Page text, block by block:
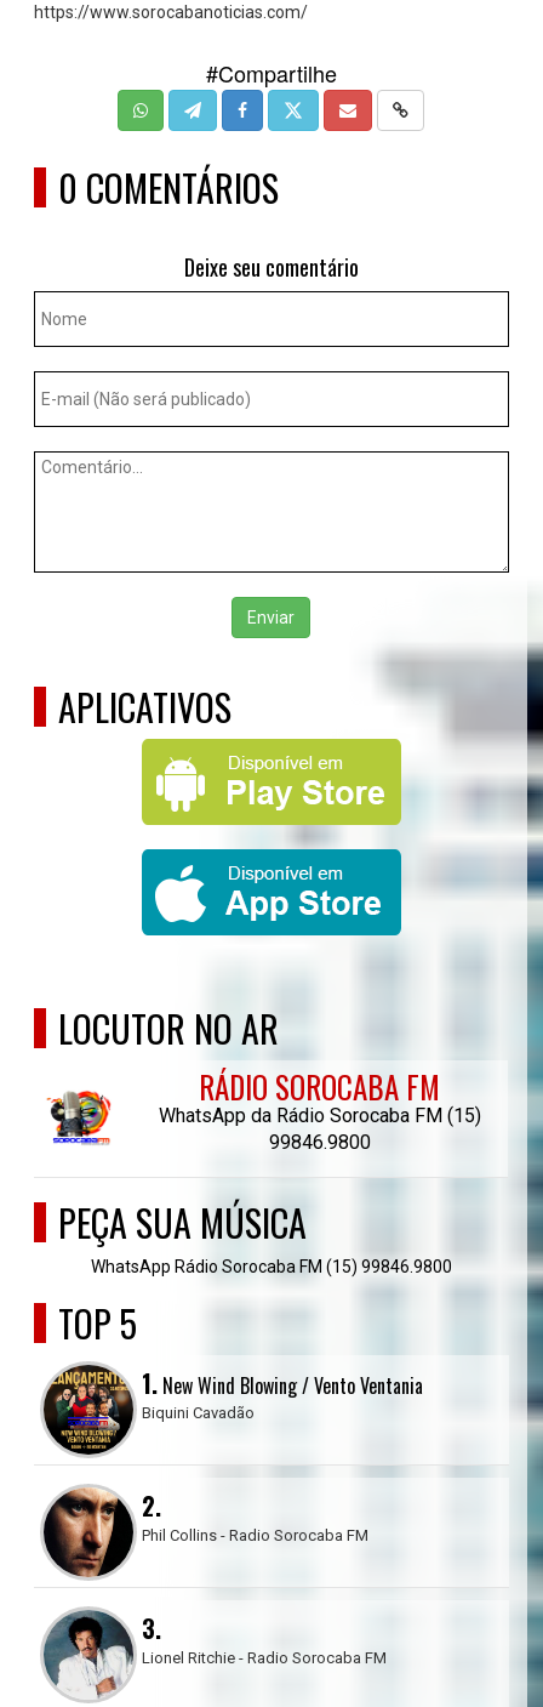
https://www.sorocabanoticias.com/
#Compartilhe
0 COMENTÁRIOS
Deixe seu comentário
Enviar
APLICATIVOS
LOCUTOR NO AR
RÁDIO SOROCABA FM
WhatsApp da Rádio Sorocaba FM (15)
99846.9800
PEÇA SUA MÚSICA
WhatsApp Rádio Sorocaba FM (15) 99846.9800
TOP 5
1. New Wind Blowing / Vento Ventania
Biquini Cavadão
2.
Phil Collins - Radio Sorocaba FM
3.
Lionel Ritchie - Radio Sorocaba FM